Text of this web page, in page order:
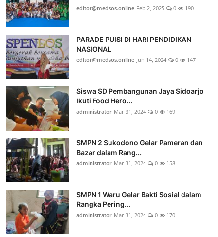
editor@medsos.online Feb 2, 2025 0 190
PARADE PUISI DI HARI PENDIDIKAN
NASIONAL
editor@medsos.online Jun 14, 2024 0 147
Siswa SD Pembangunan Jaya Sidoarjo
Ikuti Food Hero...
administrator Mar 31, 2024 0 169
SMPN 2 Sukodono Gelar Pameran dan
Bazar dalam Rang...
administrator Mar 31, 2024 0 158
SMPN 1 Waru Gelar Bakti Sosial dalam
Rangka Pering...
administrator Mar 31, 2024 0 170